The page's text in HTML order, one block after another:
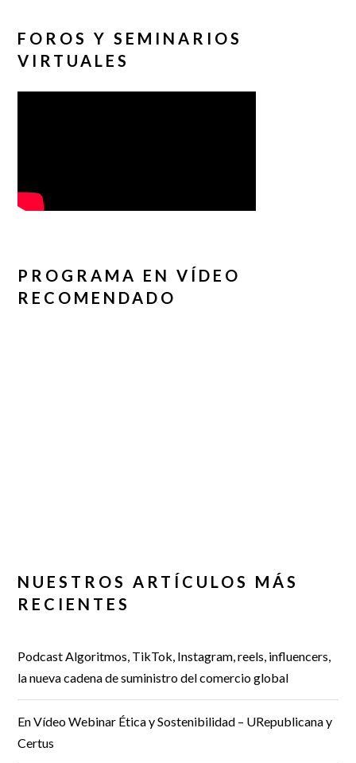
FOROS Y SEMINARIOS
VIRTUALES
PROGRAMA EN VÍDEO
RECOMENDADO
NUESTROS ARTÍCULOS MÁS
RECIENTES
Podcast Algoritmos, TikTok, Instagram, reels, influencers,
la nueva cadena de suministro del comercio global
En Vídeo Webinar Ética y Sostenibilidad – URepublicana y
Certus